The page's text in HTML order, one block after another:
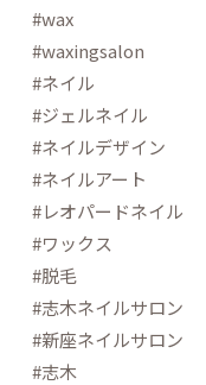
#wax
#waxingsalon
#ネイル
#ジェルネイル
#ネイルデザイン
#ネイルアート
#レオパードネイル
#ワックス
#脱毛
#志木ネイルサロン
#新座ネイルサロン
#志木